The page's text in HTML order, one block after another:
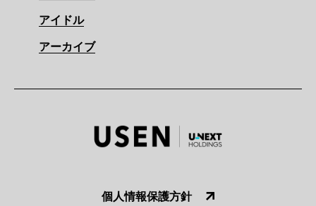
アイドル
アーカイブ
個人情報保護方針